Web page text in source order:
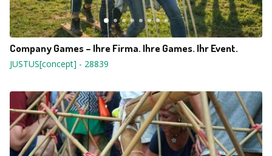
Company Games – Ihre Firma. Ihre Games. Ihr Event.
JUSTUS[concept] - 28839